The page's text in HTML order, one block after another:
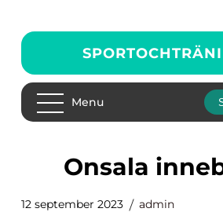
Menu
onsala
12 september 2023 admin